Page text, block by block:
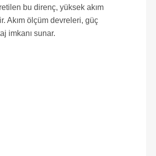
bu direnç, yüksek akım
Akım ölçüm devreleri, güç
imkanı sunar.